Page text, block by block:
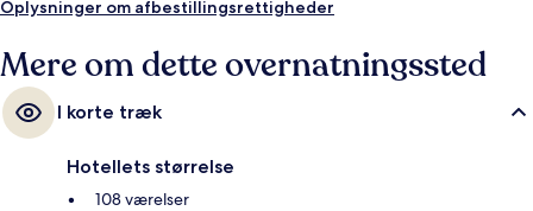
minutter væk og Brito Capelo Metrostation ligger 12 minutter derfra.
Oplysninger om afbestillingsrettigheder
Mere om dette overnatningssted
I korte træk
Hotellets størrelse
108 værelser